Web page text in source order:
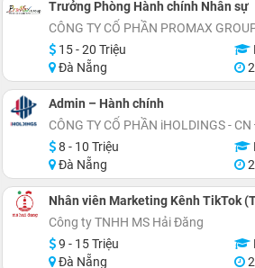
Trưởng Phòng Hành chính Nhân sự
CÔNG TY CỔ PHẦN PROMAX
15 - 20 Triệu
Đà Nẵng
Admin – Hành chính
CÔNG TY CỔ PHẦN iHOLDINGS -
8 - 10 Triệu
Đà Nẵng
Nhân viên Marketing Kênh TikTok
Công ty TNHH MS Hải Đăng
9 - 15 Triệu
Đà Nẵng